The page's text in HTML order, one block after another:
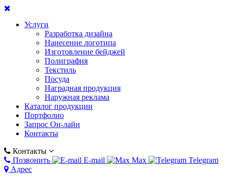
Услуги
Разработка дизайна
Нанесение логотипа
Изготовление бейджей
Полиграфия
Текстиль
Посуда
Наградная продукция
Наружная реклама
Каталог продукции
Портфолио
Запрос Он-лайн
Контакты
Контакты
Позвонить
E-mail Max
Telegram
Адрес